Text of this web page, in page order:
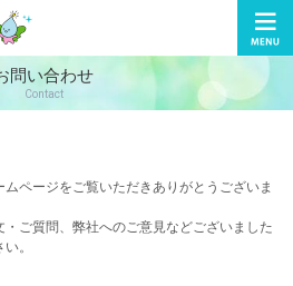
問い合わせ
Contact
ページをご覧いただきありがとうございま
ご質問、弊社へのご意見などございました
。